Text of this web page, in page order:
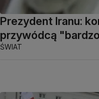
Prezydent Iranu:
przywódcą
ŚWIAT